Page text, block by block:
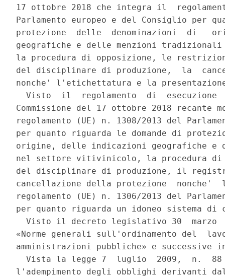
17 ottobre 2018 che integra il
Parlamento europeo e del Consiglio per
protezione  delle  denominazioni  di
geografiche e delle menzioni
la procedura di opposizione, le
del disciplinare di produzione,  la
nonche' l'etichettatura e la
Visto  il  regolamento  di  esecuzione
Commissione del 17 ottobre 2018
regolamento (UE) n. 1308/2013 del
per quanto riguarda le domande di
origine, delle indicazioni geografiche e
nel settore vitivinicolo, la procedura di
del disciplinare di produzione, il
cancellazione della protezione
regolamento (UE) n. 1306/2013 del
per quanto riguarda un idoneo sistema
Visto il decreto legislativo 30  marzo
«Norme generali sull'ordinamento del
amministrazioni pubbliche» e
Vista la legge 7  luglio  2009,  n.
l'adempimento degli obblighi derivanti